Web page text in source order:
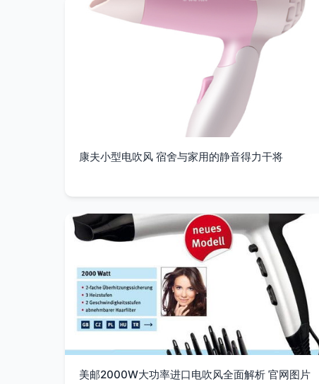
康夫小型电吹风 宿舍与家用的静音得力干将
美邮2000W大功率进口电吹风全面解析 官网图片